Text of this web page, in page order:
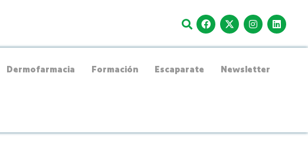
Dermofarmacia Formación Escaparate Newsletter